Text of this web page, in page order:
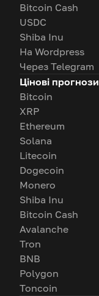
Bitcoin Cash
USDC
Shiba Inu
На Wordpress
Через Telegram
Цінові прогнози
Bitcoin
XRP
Ethereum
Solana
Litecoin
Dogecoin
Monero
Shiba Inu
Bitcoin Cash
Avalanche
Tron
BNB
Polygon
Toncoin